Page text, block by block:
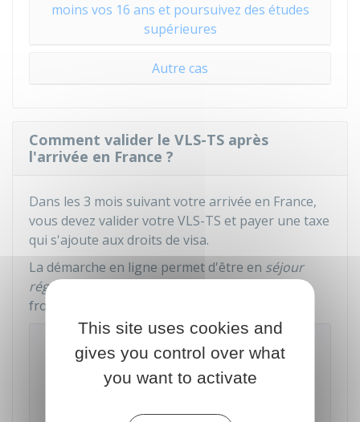
moins vos 16 ans et poursuivez des études
supérieures
Autre cas
Comment valider le VLS-TS après
l'arrivée en France ?
Dans les 3 mois suivant votre arrivée en France,
vous devez valider votre VLS-TS et payer une taxe
qui s'ajoute aux droits de visa.
La démarche en ligne permet d'être en séjour
régulier
frontière de
Valider un visa de long séjour valant
titre de séjour (VLS-TS) et payer la taxe
This site uses cookies and
gives you control over what
you want to activate